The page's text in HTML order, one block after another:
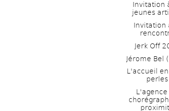
Invitation
jeunes
Invitation
Jerk Off
Jérome Bel
L'accueil
perles
L'agence